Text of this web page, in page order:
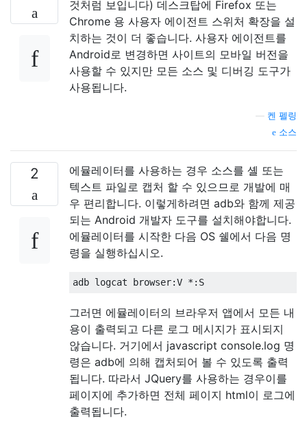
것처럼 보입니다) 데스크탑에 Firefox 또는
Chrome 용 사용자 에이전트 스위처 확장을 설
치하는 것이 더 좋습니다. 사용자 에이전트를
Android로 변경하면 사이트의 모바일 버전을
사용할 수 있지만 모든 소스 및 디버깅 도구가
사용됩니다.
켄 펠링
소스
2
에뮬레이터를 사용하는 경우 소스를 셸 또는
텍스트 파일로 캡처 할 수 있으므로 개발에 매
우 ​​편리합니다. 이렇게하려면 adb와 함께 제공
되는 Android 개발자 도구를 설치해야합니다.
에뮬레이터를 시작한 다음 OS 쉘에서 다음 명
령을 실행하십시오.
그러면 에뮬레이터의 브라우저 앱에서 모든 내
용이 출력되고 다른 로그 메시지가 표시되지
않습니다. 거기에서 javascript console.log 명
령은 adb에 의해 캡처되어 볼 수 있도록 출력
됩니다. 따라서 JQuery를 사용하는 경우이를
페이지에 추가하면 전체 페이지 html이 로그에
출력됩니다.